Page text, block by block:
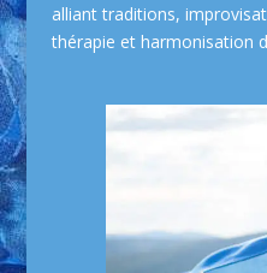
alliant traditions,
thérapie et harmonisation